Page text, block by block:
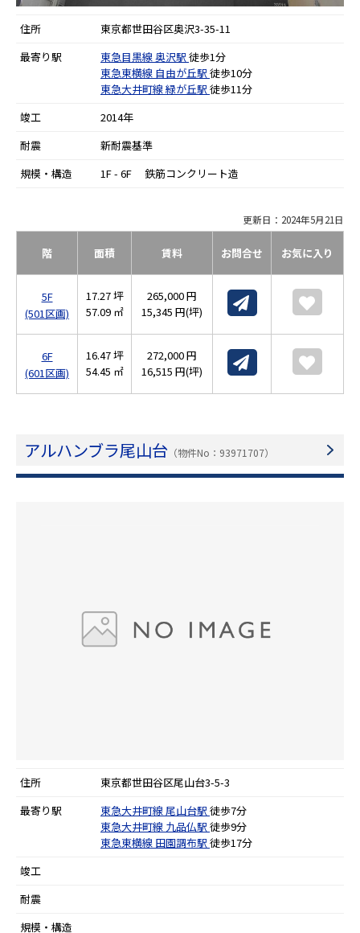
住所
東京都世田谷区奥沢3-35-11
最寄り駅
東急目黒線奥沢駅 徒歩1分
東急東横線 自由が丘駅 徒歩10分
東急大井町線緑が丘駅 徒歩11分
竣工
2014年
耐震
新耐震基準
規模・構造
1F - 6F 鉄筋コンクリート造
更新日：2024年5月21日
階 面積 賃料 お問合せ お気に入り
5F
(501区画)
17.27 坪
57.09 ㎡
265,000 円
15,345 円(坪)
6F
(601区画)
16.47 坪
54.45 ㎡
272,000 円
16,515 円(坪)
アルハンブラ尾山台 （物件No：93971707）
住所
東京都世田谷区尾山台3-5-3
最寄り駅
東急大井町線尾山台駅 徒歩7分
東急大井町線 九品仏駅 徒歩9分
東急東横線 田園調布駅 徒歩17分
竣工
耐震
規模・構造